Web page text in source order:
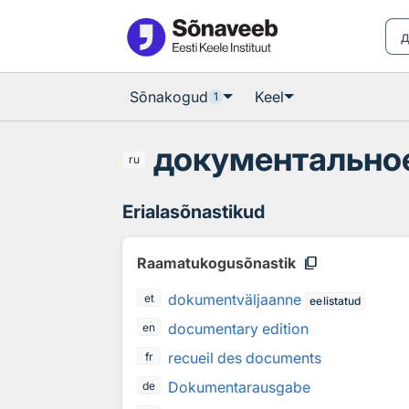
Sõnakogud 1 Keel
ru
Erialasõnastikud
Raamatukogusõnastik content_copy
et dokumentväljaanne
eelistatud
en
documentary edition
fr recueil des documents
de Dokumentarausgabe